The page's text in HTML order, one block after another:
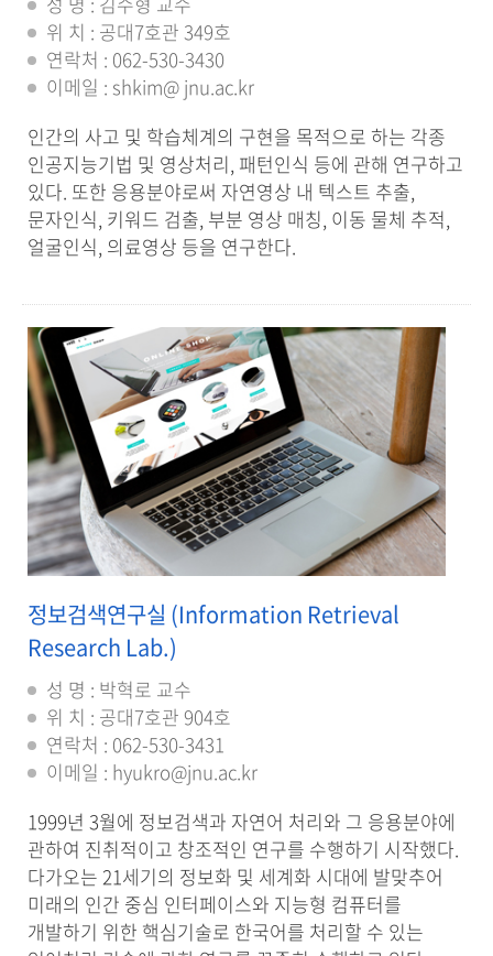
위 치 : 공대7호관 349호
연락처 : 062-530-3430
이메일 : shkim@ jnu.ac.kr
인간의 사고 및 학습체계의 구현을 목적으로 하는 각종
인공지능기법 및 영상처리, 패턴인식 등에 관해 연구하고
있다. 또한 응용분야로써 자연영상 내 텍스트 추출,
문자인식, 키워드 검출, 부분 영상 매칭, 이동 물체 추적,
얼굴인식, 의료영상 등을 연구한다.
정보검색연구실 (Information Retrieval
Research Lab.)
성 명 : 박혁로 교수
위 치 : 공대7호관 904호
연락처 : 062-530-3431
이메일 : hyukro@jnu.ac.kr
1999년 3월에 정보검색과 자연어 처리와 그 응용분야에
관하여 진취적이고 창조적인 연구를 수행하기 시작했다.
다가오는 21세기의 정보화 및 세계화 시대에 발맞추어
미래의 인간 중심 인터페이스와 지능형 컴퓨터를
개발하기 위한 핵심기술로 한국어를 처리할 수 있는